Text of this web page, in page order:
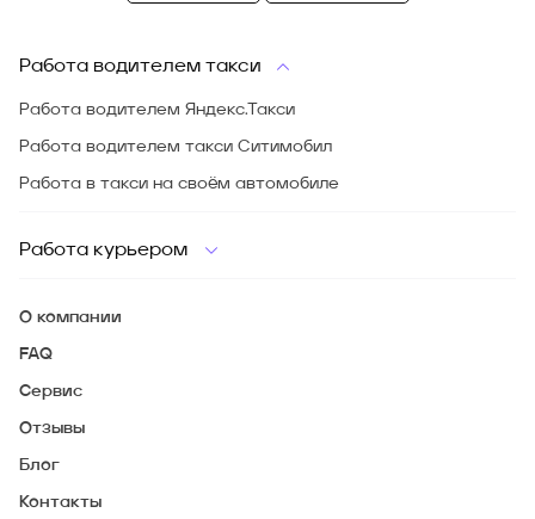
Работа водителем такси
Работа водителем Яндекс.Такси
Работа водителем такси Ситимобил
Работа в такси на своём автомобиле
Работа курьером
О компании
FAQ
Сервис
Отзывы
Блог
Контакты